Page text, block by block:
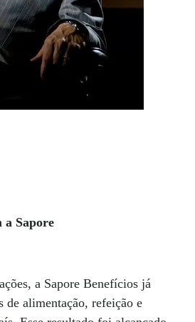
a Sapore
a Sapore Benefícios já
alimentação, refeição e